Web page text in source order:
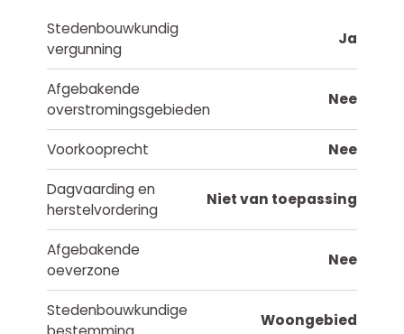
Stedenbouwkundig
vergunning
Ja
Afgebakende
overstromingsgebieden
Nee
Voorkooprecht Nee
Dagvaarding en
herstelvordering
Niet van toepassing
Afgebakende
oeverzone
Nee
Stedenbouwkundige
Woongebied